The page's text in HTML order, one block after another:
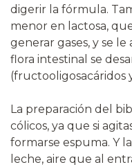
digerir la fórmula.
menor en lactosa,
generar gases, y se
flora intestinal se
(fructooligosacáridos
La preparación del
cólicos, ya que si
formarse espuma. Y
leche, aire que al